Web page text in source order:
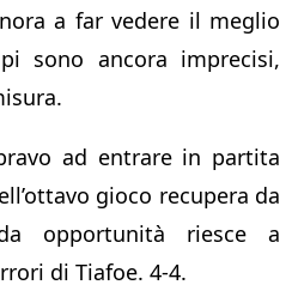
a far vedere il meglio
sono ancora imprecisi,
ad entrare in partita
gioco recupera da
opportunità riesce a
di Tiafoe. 4-4.